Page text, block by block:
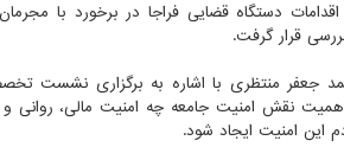
دستگاه قضایی فراجا در برخورد با
قرار گرفت.
جعفر منتظری با اشاره به برگزاری نشست
اهمیت نقش امنیت جامعه چه امنیت مالی،
این امنیت ایجاد شود.